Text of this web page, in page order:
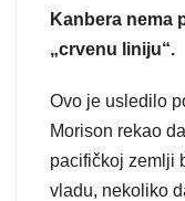
Kanbera nema
„crvenu liniju“.
Ovo je usledilo
Morison rekao
pacifičkoj zemlji
vladu, nekoliko